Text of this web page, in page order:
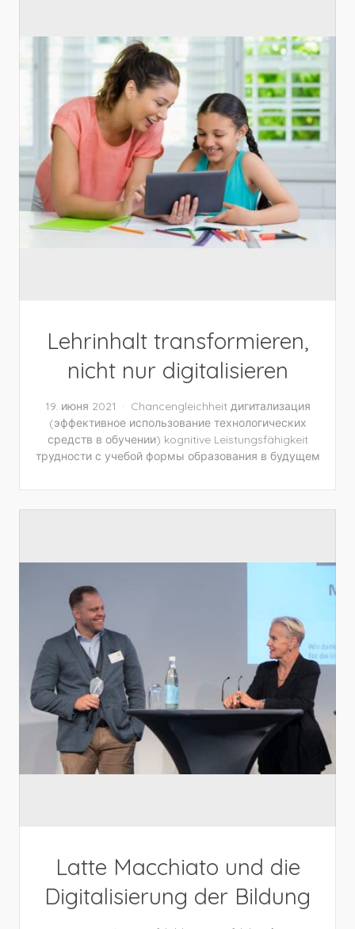
Lehrinhalt transformieren,
nicht nur digitalisieren
19. июня 2021 Chancengleichheit дигитализация
(эффективное использование технологических
средств в обучении) kognitive Leistungsfähigkeit
трудности с учебой формы образования в будущем
Latte Macchiato und die
Digitalisierung der Bildung